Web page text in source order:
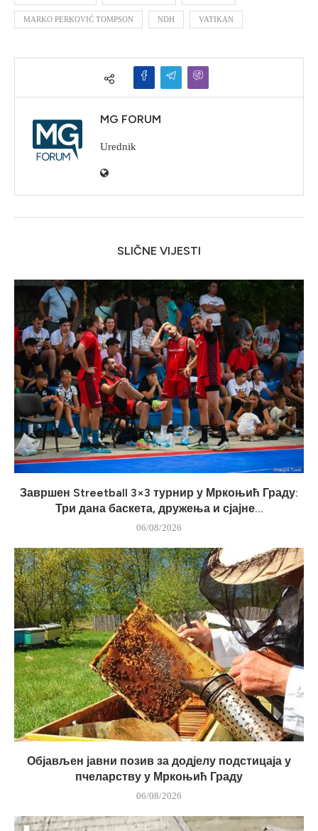
MARKO PERKOVIĆ TOMPSON NDH VATIKAN
MG FORUM
Urednik
SLIČNE VIJESTI
Завршен Streetball 3×3 турнир у Мркоњић Граду:
Три дана баскета, дружења и сјајне...
06/08/2026
Објављен јавни позив за додјелу подстицаја у
пчеларству у Мркоњић Граду
06/08/2026